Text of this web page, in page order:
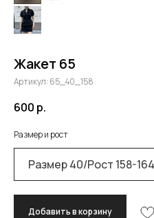
Жакет 65
Артикул: 65_40_158
600 р.
Размер и рост
Добавить в корзину